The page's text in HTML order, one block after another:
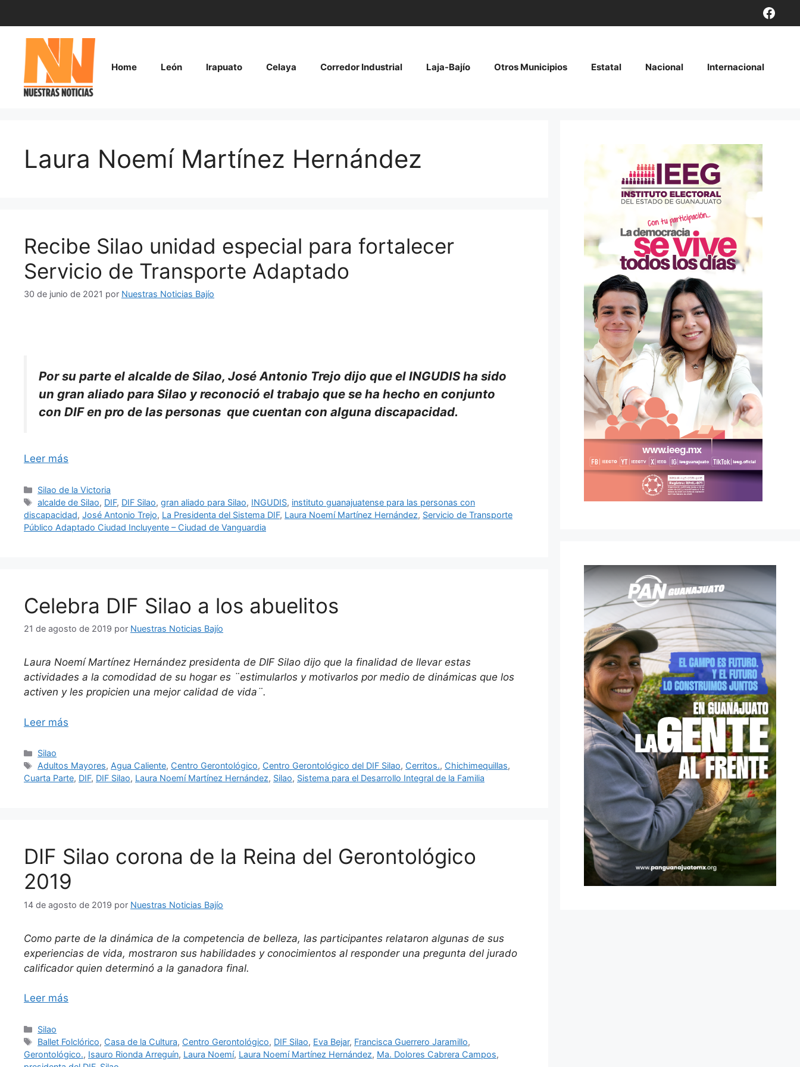
contenido
Home León Irapuato Celaya Corredor Industrial Laja-Bajío Otros Municipios Estatal Nacional Internacional
Laura Noemí Martínez Hernández
Recibe Silao unidad especial para fortalecer
Servicio de Transporte Adaptado
30 de junio de 2021 por Nuestras Noticias Bajío
Por su parte el alcalde de Silao, José Antonio Trejo dijo que el INGUDIS ha sido
un gran aliado para Silao y reconoció el trabajo que se ha hecho en conjunto
con DIF en pro de las personas que cuentan con alguna discapacidad.
Leer más
Categorías
Silao de la Victoria
Etiquetas
alcalde de Silao, DIF, DIF Silao,gran aliado para Silao, INGUDIS, instituto guanajuatense para las personas con
discapacidad, José Antonio Trejo, La Presidenta del Sistema DIF, Laura Noemí Martínez Hernández, Servicio de Transporte
Público Adaptado Ciudad Incluyente – Ciudad de Vanguardia
Celebra DIF Silao a los abuelitos
21 de agosto de 2019 por Nuestras Noticias Bajío
Laura Noemí Martínez Hernández presidenta de DIF Silao dijo que la finalidad de llevar estas
actividades a la comodidad de su hogar es ¨estimularlos y motivarlos por medio de dinámicas que los
activen y les propicien una mejor calidad de vida¨.
Leer más
Categorías
Silao
Etiquetas
Adultos Mayores,Agua Caliente, Centro Gerontológico, Centro Gerontológico del DIF Silao, Cerritos., Chichimequillas,
Cuarta Parte, DIF, DIF Silao, Laura Noemí Martínez Hernández, Silao, Sistema para el Desarrollo Integral de la Familia
DIF Silao corona de la Reina del Gerontológico
2019
14 de agosto de 2019 por Nuestras Noticias Bajío
Como parte de la dinámica de la competencia de belleza, las participantes relataron algunas de sus
experiencias de vida, mostraron sus habilidades y conocimientos al responder una pregunta del jurado
calificador quien determinó a la ganadora final.
Leer más
Categorías
Silao
Etiquetas
Ballet Folclórico, Casa de la Cultura, Centro Gerontológico, DIF Silao, Eva Bejar, Francisca Guerrero Jaramillo,
Gerontológico., Isauro Rionda Arreguín, Laura Noemí, Laura Noemí Martínez Hernández, Ma. Dolores Cabrera Campos,